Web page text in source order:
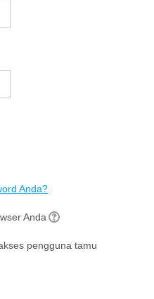
Anda?
Anda
pengguna tamu